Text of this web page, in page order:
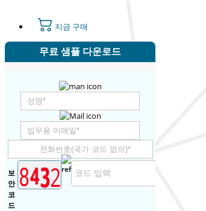
지금 구매
무료 샘플 다운로드
보
안
코
드